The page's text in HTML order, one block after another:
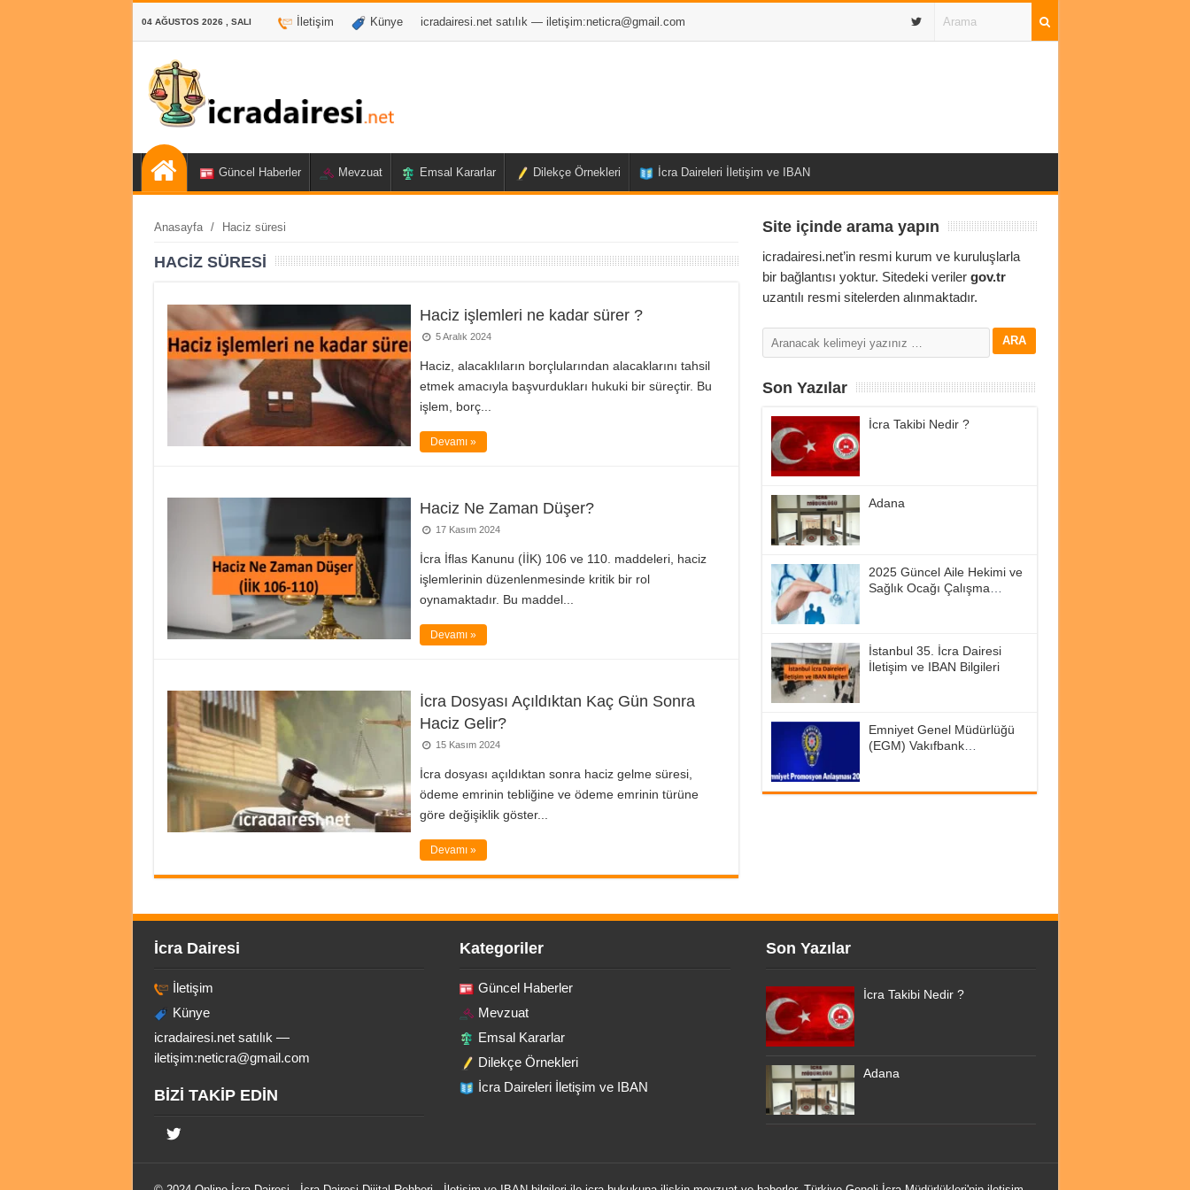
04 AĞUSTOS 2026 , SALI İletişim Künye icradairesi.net satılık — iletişim:neticra@gmail.com
Güncel Haberler Mevzuat Emsal Kararlar Dilekçe Örnekleri İcra Daireleri İletişim ve IBAN
Anasayfa / Haciz süresi
HACIZ SÜRESI
Haciz işlemleri ne kadar sürer ?
5 Aralık 2024
Haciz, alacaklıların borçlularından alacaklarını tahsil
etmek amacıyla başvurdukları hukuki bir süreçtir. Bu
işlem, borç...
Devamı »
Haciz Ne Zaman Düşer?
17 Kasım 2024
İcra İflas Kanunu (İİK) 106 ve 110. maddeleri, haciz
işlemlerinin düzenlenmesinde kritik bir rol
oynamaktadır. Bu maddel...
Devamı »
İcra Dosyası Açıldıktan Kaç Gün Sonra
Haciz Gelir?
15 Kasım 2024
İcra dosyası açıldıktan sonra haciz gelme süresi,
ödeme emrinin tebliğine ve ödeme emrinin türüne
göre değişiklik göster...
Devamı »
Site içinde arama yapın
icradairesi.net’in resmi kurum ve kuruluşlarla
bir bağlantısı yoktur. Sitedeki veriler gov.tr
uzantılı resmi sitelerden alınmaktadır.
Son Yazılar
İcra Takibi Nedir ?
Adana
2025 Güncel Aile Hekimi ve
Sağlık Ocağı Çalışma
İstanbul 35. İcra Dairesi
İletişim ve IBAN Bilgileri
Emniyet Genel Müdürlüğü
(EGM) Vakıfbank
İcra Dairesi
İletişim
Künye
icradairesi.net satılık —
iletişim:neticra@gmail.com
BİZİ TAKİP EDİN
Kategoriler
Güncel Haberler
Mevzuat
Emsal Kararlar
Dilekçe Örnekleri
İcra Daireleri İletişim ve IBAN
Son Yazılar
İcra Takibi Nedir ?
Adana